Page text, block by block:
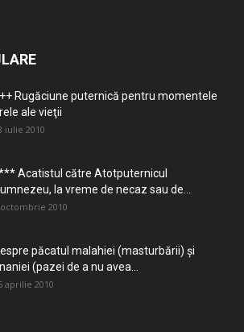
Rugăciune puternică pentru momentele
ale vieţii
iulie 2010
Acatistul către Atotputernicul
la vreme de necaz sau de...
2010
păcatul malahiei (masturbării) şi
(pazei de a nu avea...
aprilie 2010